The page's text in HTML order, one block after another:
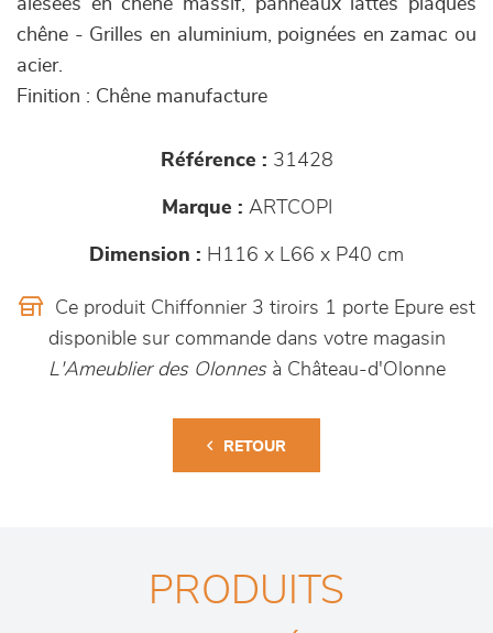
alésées en chêne massif, panneaux lattés plaqués
chêne - Grilles en aluminium, poignées en zamac ou
acier.
Finition : Chêne manufacture
Référence : 31428
Marque : ARTCOPI
Dimension : H116 x L66 x P40 cm
Ce produit Chiffonnier 3 tiroirs 1 porte Epure est
disponible sur commande dans votre magasin
L'Ameublier des Olonnesà Château-d'Olonne
RETOUR
PRODUITS